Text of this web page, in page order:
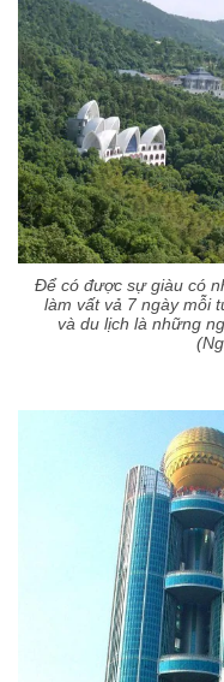
Để có được sự giàu có
làm vất vả 7 ngày mỗi
và du lịch là những